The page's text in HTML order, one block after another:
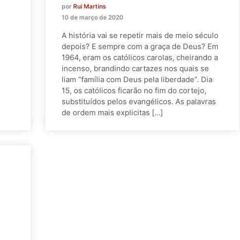
por Rui Martins
10 de março de 2020
A história vai se repetir mais de meio século
depois? E sempre com a graça de Deus? Em
1964, eram os católicos carolas, cheirando a
incenso, brandindo cartazes nos quais se
liam “família com Deus pela liberdade”. Dia
15, os católicos ficarão no fim do cortejo,
substituídos pelos evangélicos. As palavras
de ordem mais explicitas […]